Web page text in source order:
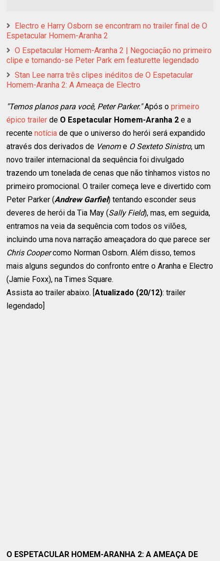
Electro e Harry Osborn se encontram no trailer final de O
Espetacular Homem-Aranha 2
O Espetacular Homem-Aranha 2 | Negociação no primeiro
clipe e tornando-se Peter Park em featurette legendado
Stan Lee narra três clipes inéditos de O Espetacular
Homem-Aranha 2: A Ameaça de Electro
"Temos planos para você, Peter Parker."Após oprimeiro
épico trailer de O Espetacular Homem-Aranha 2 e a
recentenotícia de que o universo do herói será expandido
através dos derivados de Venome O Sexteto Sinistro, um
novo trailer internacional da sequência foi divulgado
trazendo um tonelada de cenas que não tínhamos vistos no
primeiro promocional. O trailer começa leve e divertido com
Peter Parker (Andrew Garfiel) tentando esconder seus
deveres de herói da Tia May (Sally Field), mas, em seguida,
entramos na veia da sequência com todos os vilões,
incluindo uma nova narração ameaçadora do que parece ser
Chris Coopercomo Norman Osborn. Além disso, temos
mais alguns segundos do confronto entre o Aranha e Electro
(Jamie Foxx), na Times Square.
Assista ao trailer abaixo. [Atualizado (20/12): trailer
legendado]
O ESPETACULAR HOMEM-ARANHA 2: A AMEAÇA DE